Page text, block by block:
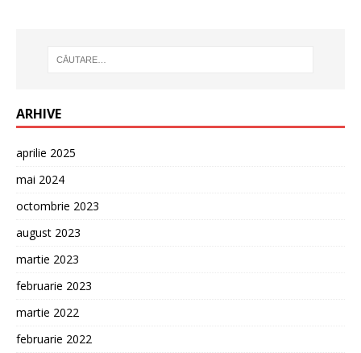
ARHIVE
aprilie 2025
mai 2024
octombrie 2023
august 2023
martie 2023
februarie 2023
martie 2022
februarie 2022